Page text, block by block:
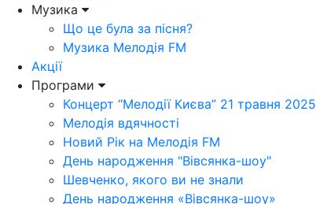
Музика
Що це була за пісня?
Музика Мелодія FM
Акції
Програми
Концерт “Мелодії Києва” 21 травня 2025
Мелодія вдячності
Новий Рік на Мелодія FM
День народження "Вівсянка-шоу"
Шевченко, якого ви не знали
День народження «Вівсянка-шоу»